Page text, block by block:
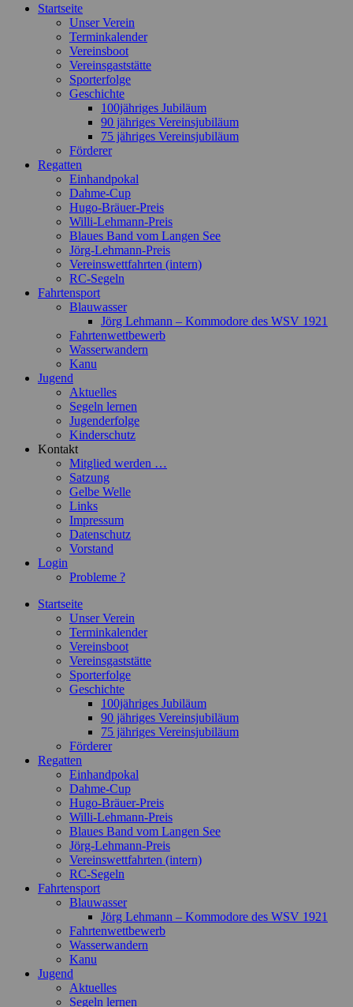
oben
Startseite
Unser Verein
Terminkalender
Vereinsboot
Vereinsgaststätte
Sporterfolge
Geschichte
100jähriges Jubiläum
90 jähriges Vereinsjubiläum
75 jähriges Vereinsjubiläum
Förderer
Regatten
Einhandpokal
Dahme-Cup
Hugo-Bräuer-Preis
Willi-Lehmann-Preis
Blaues Band vom Langen See
Jörg-Lehmann-Preis
Vereinswettfahrten (intern)
RC-Segeln
Fahrtensport
Blauwasser
Jörg Lehmann – Kommodore des WSV 1921
Fahrtenwettbewerb
Wasserwandern
Kanu
Jugend
Aktuelles
Segeln lernen
Jugenderfolge
Kinderschutz
Kontakt
Mitglied werden …
Satzung
Gelbe Welle
Links
Impressum
Datenschutz
Vorstand
Login
Probleme ?
Startseite
Unser Verein
Terminkalender
Vereinsboot
Vereinsgaststätte
Sporterfolge
Geschichte
100jähriges Jubiläum
90 jähriges Vereinsjubiläum
75 jähriges Vereinsjubiläum
Förderer
Regatten
Einhandpokal
Dahme-Cup
Hugo-Bräuer-Preis
Willi-Lehmann-Preis
Blaues Band vom Langen See
Jörg-Lehmann-Preis
Vereinswettfahrten (intern)
RC-Segeln
Fahrtensport
Blauwasser
Jörg Lehmann – Kommodore des WSV 1921
Fahrtenwettbewerb
Wasserwandern
Kanu
Jugend
Aktuelles
Segeln lernen